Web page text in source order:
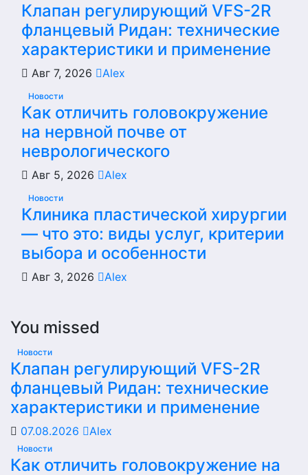
Клапан регулирующий VFS-2R
фланцевый Ридан: технические
характеристики и применение
Авг 7, 2026 Alex
Новости
Как отличить головокружение
на нервной почве от
неврологического
Авг 5, 2026 Alex
Новости
Клиника пластической хирургии
— что это: виды услуг, критерии
выбора и особенности
Авг 3, 2026 Alex
You missed
Новости
Клапан регулирующий VFS-2R
фланцевый Ридан: технические
характеристики и применение
07.08.2026 Alex
Новости
Как отличить головокружение на